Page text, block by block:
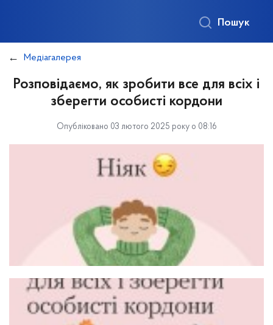
Пошук
Медіагалерея
Розповідаємо, як зробити все для всіх і
зберегти особисті кордони
Опубліковано 03 лютого 2025 року о 08:16